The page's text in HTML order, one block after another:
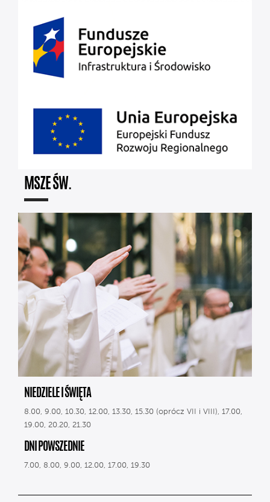
MSZE ŚW.
NIEDZIELE I ŚWIĘTA
8.00, 9.00, 10.30, 12.00, 13.30, 15.30 (oprócz VII i VIII), 17.00,
19.00, 20.20, 21.30
DNI POWSZEDNIE
7.00, 8.00, 9.00, 12.00, 17.00, 19.30